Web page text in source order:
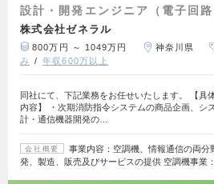
設計・開発エンジニア（電子回路
株式会社ゼネラル
800万円 ～ 1049万円 神奈川県
み
年収600万以上
同社にて、下記業務をお任せいたします。 【具
内容】 ・次期消防指令システムの商品企画、シ
計・通信機器開発の…
会社概要
事業内容：空調機、情報通信の両分
発、製造、販売及びサービスの提供 空調機事業